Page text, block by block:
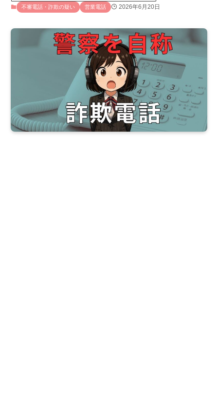
不審電話・詐欺の疑い 営業電話 2026年6月20日